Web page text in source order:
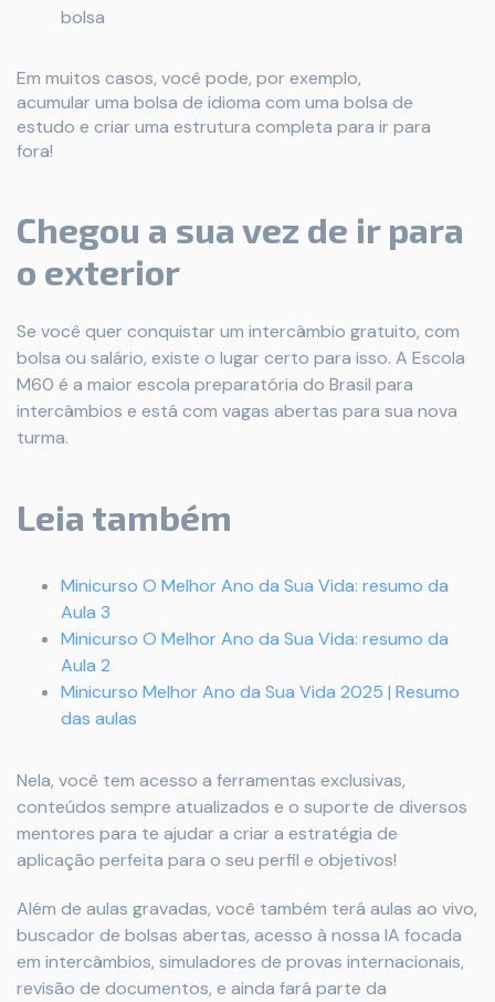
bolsa
Em muitos casos, você pode, por exemplo,
acumular uma bolsa de idioma com uma bolsa de
estudo e criar uma estrutura completa para ir para
fora!
Chegou a sua vez de ir para
o exterior
Se você quer conquistar um intercâmbio gratuito, com
bolsa ou salário, existe o lugar certo para isso. A Escola
M60 é a maior escola preparatória do Brasil para
intercâmbios e está com vagas abertas para sua nova
turma.
Leia também
Minicurso O Melhor Ano da Sua Vida: resumo da
Aula 3
Minicurso O Melhor Ano da Sua Vida: resumo da
Aula 2
Minicurso Melhor Ano da Sua Vida 2025 | Resumo
das aulas
Nela, você tem acesso a ferramentas exclusivas,
conteúdos sempre atualizados e o suporte de diversos
mentores para te ajudar a criar a estratégia de
aplicação perfeita para o seu perfil e objetivos!
Além de aulas gravadas, você também terá aulas ao vivo,
buscador de bolsas abertas, acesso à nossa IA focada
em intercâmbios, simuladores de provas internacionais,
revisão de documentos, e ainda fará parte da